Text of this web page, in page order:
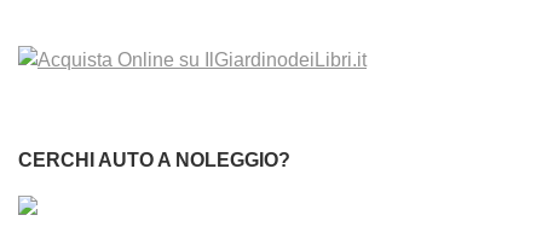
CERCHI AUTO A NOLEGGIO?